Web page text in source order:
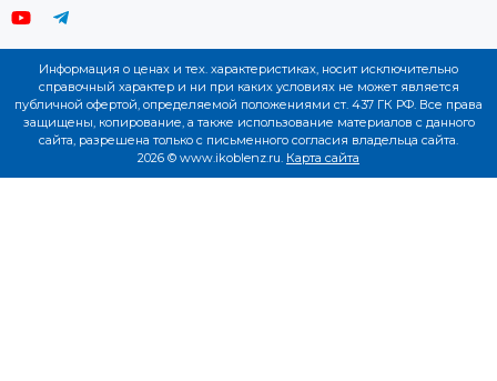
Информация о ценах и тех. характеристиках, носит исключительно
справочный характер и ни при каких условиях не может является
публичной офертой, определяемой положениями ст. 437 ГК РФ. Все права
защищены, копирование, а также использование материалов с данного
сайта, разрешена только с письменного согласия владельца сайта.
2026 © www.ikoblenz.ru. Карта сайта